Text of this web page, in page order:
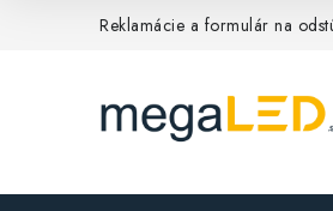
Reklamácie a formulár na